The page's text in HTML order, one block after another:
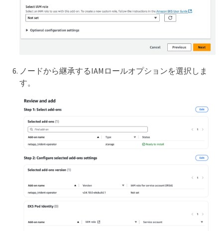
ノードから継承するIAMロールオプションを選択しま
す。